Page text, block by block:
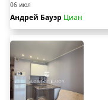
06 июл
Андрей Бауэр Циан